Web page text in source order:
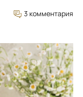
3 комментария